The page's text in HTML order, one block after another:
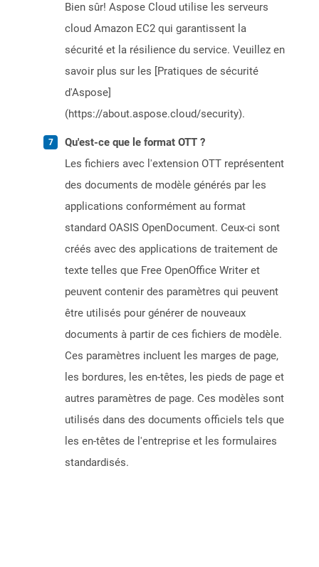
Bien sûr! Aspose Cloud utilise les serveurs
cloud Amazon EC2 qui garantissent la
sécurité et la résilience du service. Veuillez en
savoir plus sur les [Pratiques de sécurité
d'Aspose]
(https://about.aspose.cloud/security).
Qu'est-ce que le format OTT ?
Les fichiers avec l'extension OTT représentent
des documents de modèle générés par les
applications conformément au format
standard OASIS OpenDocument. Ceux-ci sont
créés avec des applications de traitement de
texte telles que Free OpenOffice Writer et
peuvent contenir des paramètres qui peuvent
être utilisés pour générer de nouveaux
documents à partir de ces fichiers de modèle.
Ces paramètres incluent les marges de page,
les bordures, les en-têtes, les pieds de page et
autres paramètres de page. Ces modèles sont
utilisés dans des documents officiels tels que
les en-têtes de l'entreprise et les formulaires
standardisés.